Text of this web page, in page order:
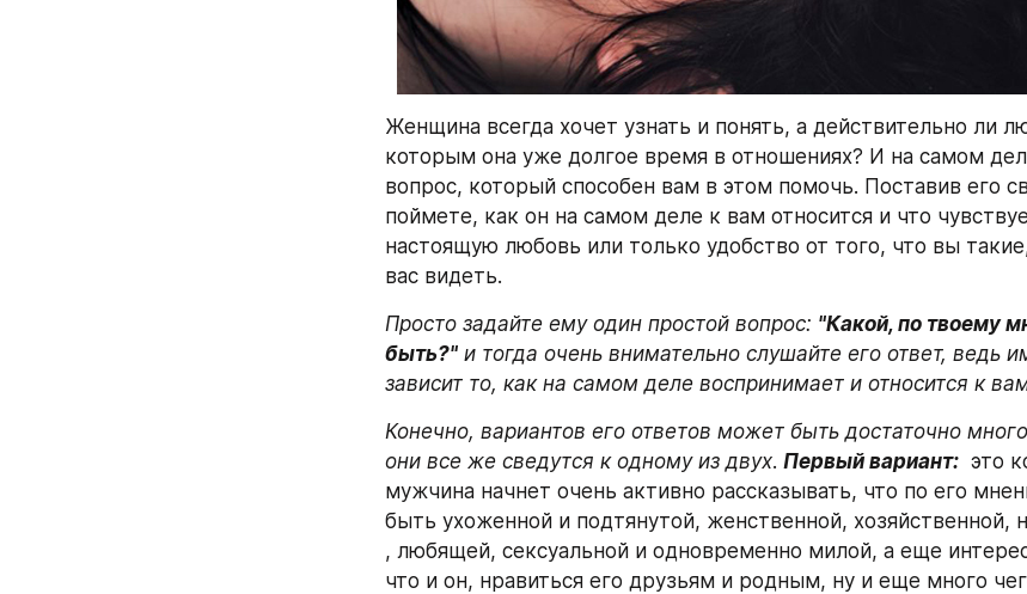
Женщина всегда хочет узнать и понять, а действительно ли
которым она уже долгое время в отношениях? И на самом
вопрос, который способен вам в этом помочь. Поставив его
поймете, как он на самом деле к вам относится и что
настоящую любовь или только удобство от того, что вы
вас видеть.
Просто задайте ему один простой вопрос: "Какой, по твоему
быть?" и тогда очень внимательно слушайте его ответ, ведь
зависит то, как на самом деле воспринимает и относится к
Конечно, вариантов его ответов может быть достаточно
они все же сведутся к одному из двух. Первый вариант:
это
мужчина начнет очень активно рассказывать, что по его
быть ухоженной и подтянутой, женственной, хозяйственной,
, любящей, сексуальной и одновременно милой, а еще
что и он, нравиться его друзьям и родным, ну и еще много